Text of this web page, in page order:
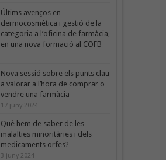
Últims avenços en
dermocosmètica i gestió de la
categoria a l’oficina de farmàcia,
en una nova formació al COFB
Nova sessió sobre els punts clau
a valorar a l’hora de comprar o
vendre una farmàcia
17 juny 2024
Què hem de saber de les
malalties minoritàries i dels
medicaments orfes?
3 juny 2024